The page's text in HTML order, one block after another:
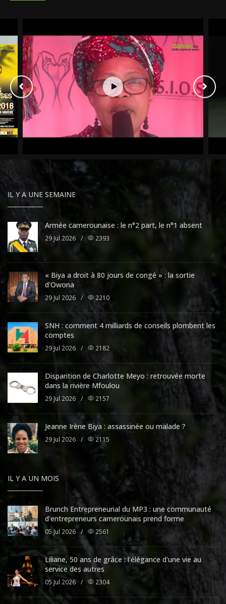
IL Y A UNE SEMAINE
Armée camerounaise : le n°2 part, le n°1 absent
29 Jul 2026 / 2393
« Biya a droit à 80 jours de congé » : la sortie
d'Owona
29 Jul 2026 / 2210
SNH : comment 4 milliards de conseils plombent les
comptes
29 Jul 2026 / 2182
Disparition de Charlotte Meyo : retrouvée morte
dans la rivière Mfoulou
29 Jul 2026 / 2157
Jeanne Irène Biya : assassinée ou malade ?
29 Jul 2026 / 2115
IL Y A UN MOIS
Brunch Entrepreneurial du MP3 : une communauté
d'entrepreneurs camerounais prend forme
05 Jul 2026 / 2561
Liliane, 50 ans de grâce : l'élégance d'une vie au
service des autres
05 Jul 2026 / 2304